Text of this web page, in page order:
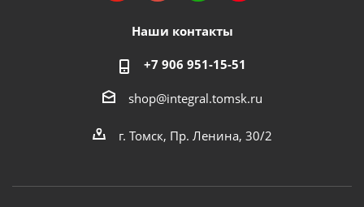
Наши контакты
+7 906 951-15-51
shop@integral.tomsk.ru
г. Томск, Пр. Ленина, 30/2